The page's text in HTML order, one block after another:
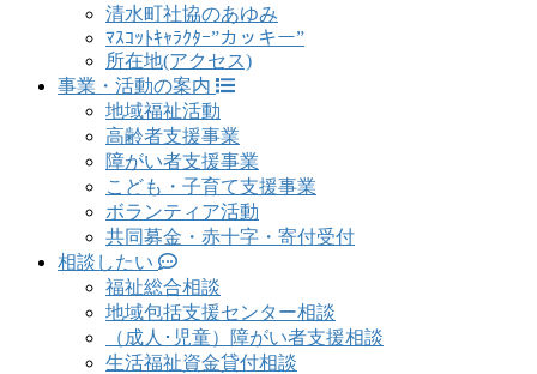
清水町社協のあゆみ
ﾏｽｺｯﾄｷｬﾗｸﾀｰ”カッキー”
所在地(アクセス)
事業・活動の案内
地域福祉活動
高齢者支援事業
障がい者支援事業
こども・子育て支援事業
ボランティア活動
共同募金・赤十字・寄付受付
相談したい
福祉総合相談
地域包括支援センター相談
（成人･児童）障がい者支援相談
生活福祉資金貸付相談